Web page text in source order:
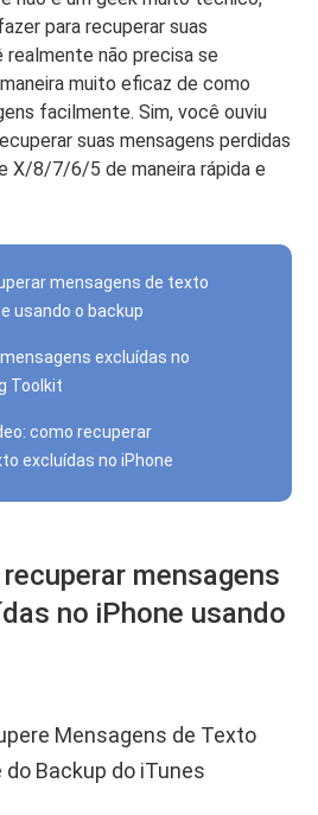
para recuperar suas
realmente não precisa se
muito eficaz de como
facilmente. Sim, você ouviu
suas mensagens perdidas
X/8/7/6/5 de maneira rápida e
mensagens de texto
usando o backup
excluídas no
Toolkit
como recuperar
excluídas no iPhone
mensagens
no iPhone usando
Mensagens de Texto
Backup do iTunes